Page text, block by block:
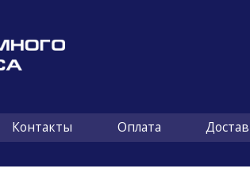
Контакты Оплата